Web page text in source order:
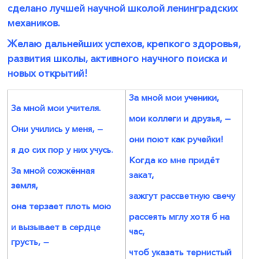
сделано лучшей научной школой ленинградских
механиков.
Желаю дальнейших успехов, крепкого здоровья,
развития школы, активного научного поиска и
новых открытий!
За мной мои учителя.
Они учились у меня, —
я до сих пор у них учусь.
За мной сожжённая
земля,
она терзает плоть мою
и вызывает в сердце
грусть, —
За мной мои ученики,
мои коллеги и друзья, —
они поют как ручейки!
Когда ко мне придёт
закат,
зажгут рассветную свечу
рассеять мглу хотя б на
час,
чтоб указать тернистый